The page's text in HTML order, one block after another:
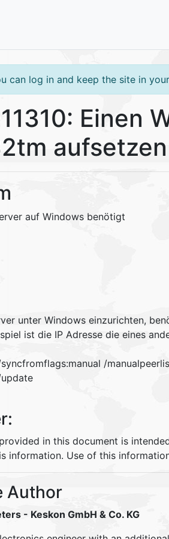
can log in and keep the site in
Einen
aufsetzen
auf Windows benötigt
unter Windows einzurichten,
ist die IP Adresse die eines
/
in this document is
information. Use of this
Author
- Keskon GmbH & Co. KG